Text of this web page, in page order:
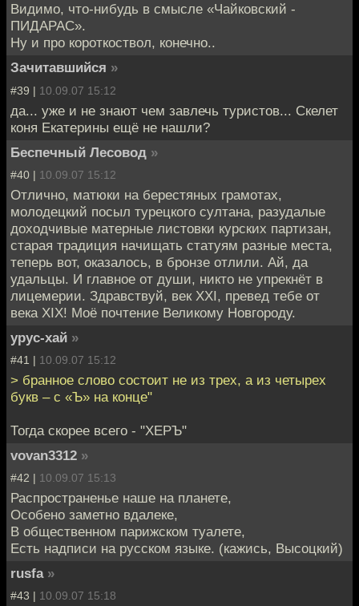
Видимо, что-нибудь в смысле «Чайковский -
ПИДАРАС».
Ну и про короткоствол, конечно..
Зачитавшийся »
#39 | 10.09.07 15:12
да... уже и не знают чем завлечь туристов... Скелет
коня Екатерины ещё не нашли?
Беспечный Лесовод »
#40 | 10.09.07 15:12
Отлично, матюки на берестяных грамотах,
молодецкий посыл турецкого султана, разудалые
доходчивые матерные листовки курских партизан,
старая традиция начищать статуям разные места,
теперь вот, оказалось, в бронзе отлили. Ай, да
удальцы. И главное от души, никто не упрекнёт в
лицемерии. Здравствуй, век XXI, превед тебе от
века XIX! Моё почтение Великому Новгороду.
урус-хай »
#41 | 10.09.07 15:12
> бранное слово состоит не из трех, а из четырех
букв – с «Ъ» на конце"
Тогда скорее всего - "ХЕРЪ"
vovan3312 »
#42 | 10.09.07 15:13
Распространенье наше на планете,
Особено заметно вдалеке,
В общественном парижском туалете,
Есть надписи на русском языке. (кажись, Высоцкий)
rusfa »
#43 | 10.09.07 15:18